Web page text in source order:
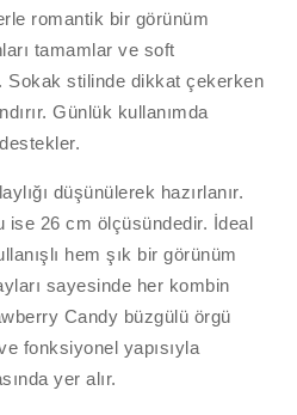
romantik bir görünüm
tamamlar ve soft
Sokak stilinde dikkat çekerken
Günlük kullanımda
düşünülerek hazırlanır.
ise 26 cm ölçüsündedir. İdeal
hem şık bir görünüm
sayesinde her kombin
Candy büzgülü örgü
fonksiyonel yapısıyla
yer alır.